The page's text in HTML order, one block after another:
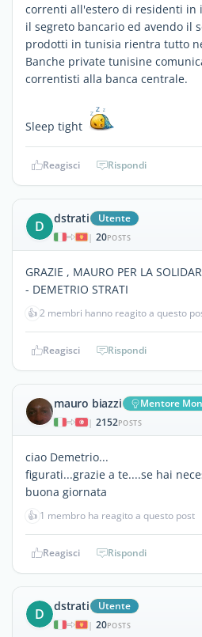
correnti all'estero di residenti in
il segreto bancario ed avendo il
prodotti in tunisia rientra tutto
Banche private tunisine
correntisti alla banca centrale.
Sleep tight
Reagisci Rispondi
D dstrati Utente
| 20POSTS
GRAZIE , MAURO PER LA
- DEMETRIO STRATI
👍2 membri hanno reagito a questo
Reagisci Rispondi
mauro biazzi Mentore
| 2152POSTS
ciao Demetrio...
figurati...grazie a te....se hai
buona giornata
👍 1 membro ha reagito a questo post
Reagisci Rispondi
D dstrati Utente
| 20POSTS